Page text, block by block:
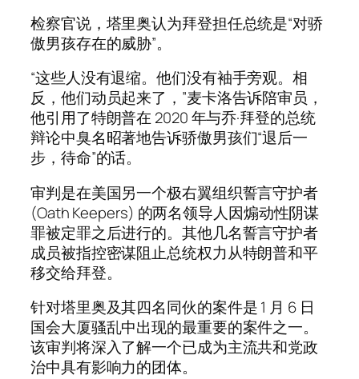
检察官说，塔里奥认为拜登担任总统是“对骄
傲男孩存在的威胁”。
“这些人没有退缩。他们没有袖手旁观。相
反，他们动员起来了，”麦卡洛告诉陪审员，
他引用了特朗普在 2020 年与乔·拜登的总统
辩论中臭名昭著地告诉骄傲男孩们“退后一
步，待命”的话。
审判是在美国另一个极右翼组织誓言守护者
(Oath Keepers) 的两名领导人因煽动性阴谋
罪被定罪之后进行的。其他几名誓言守护者
成员被指控密谋阻止总统权力从特朗普和平
移交给拜登。
针对塔里奥及其四名同伙的案件是 1 月 6 日
国会大厦骚乱中出现的最重要的案件之一。
该审判将深入了解一个已成为主流共和党政
治中具有影响力的团体。